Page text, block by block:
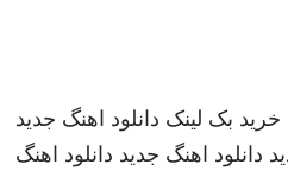
خرید بک لینک دانلود اهنگ جدید
دانلود اهنگ جدید دانلود اهنگ